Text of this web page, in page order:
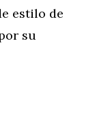
estilo de
su